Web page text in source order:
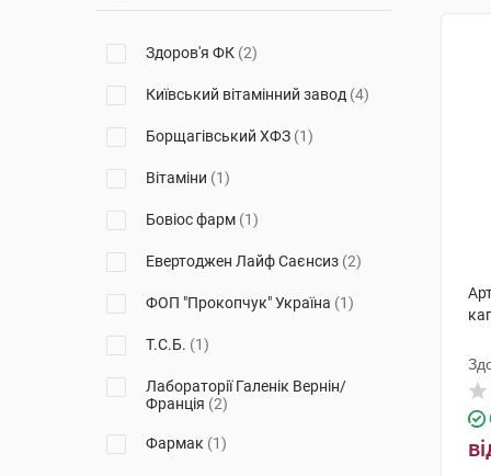
Здоров'я ФК (2)
Київський вітамінний завод (4)
Борщагівський ХФЗ (1)
Вітаміни (1)
Бовіос фарм (1)
Евертоджен Лайф Саєнсиз (2)
ФОП "Прокопчук" Україна (1)
Т.С.Б. (1)
Лабораторії Галенік Вернін/
Франція (2)
Фармак (1)